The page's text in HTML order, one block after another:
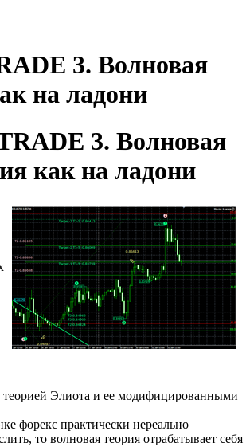
3. Волновая
на ладони
3. Волновая
как на ладони
Элиота и ее модифицированными
форекс практически нереально
то волновая теория отрабатывает себя